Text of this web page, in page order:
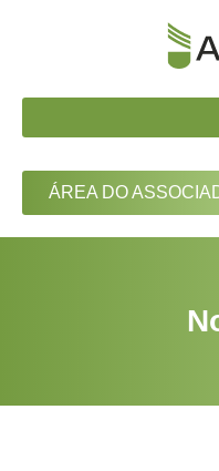
ÁREA DO